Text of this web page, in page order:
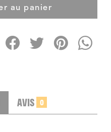
au panier
AVIS 0